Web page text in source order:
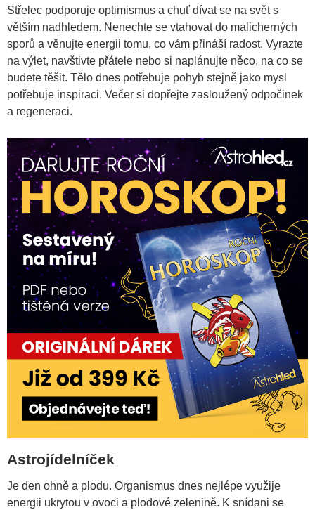
Střelec podporuje optimismus a chuť dívat se na svět s
větším nadhledem. Nenechte se vtahovat do malicherných
sporů a věnujte energii tomu, co vám přináší radost. Vyrazte
na výlet, navštivte přátele nebo si naplánujte něco, na co se
budete těšit. Tělo dnes potřebuje pohyb stejně jako mysl
potřebuje inspiraci. Večer si dopřejte zasloužený odpočinek
a regeneraci.
Astrojídelníček
Je den ohně a plodu. Organismus dnes nejlépe využije
energii ukrytou v ovoci a plodové zelenině. K snídani se